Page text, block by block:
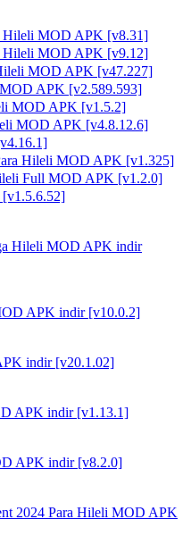
Hileli MOD APK [v8.31]
Hileli MOD APK [v9.12]
MOD APK [v47.227]
APK [v2.589.593]
MOD APK [v1.5.2]
MOD APK [v4.8.12.6]
Hileli MOD APK [v1.325]
Full MOD APK [v1.2.0]
Hileli MOD APK indir
APK indir [v10.0.2]
indir [v20.1.02]
APK indir [v1.13.1]
APK indir [v8.2.0]
2024 Para Hileli MOD APK